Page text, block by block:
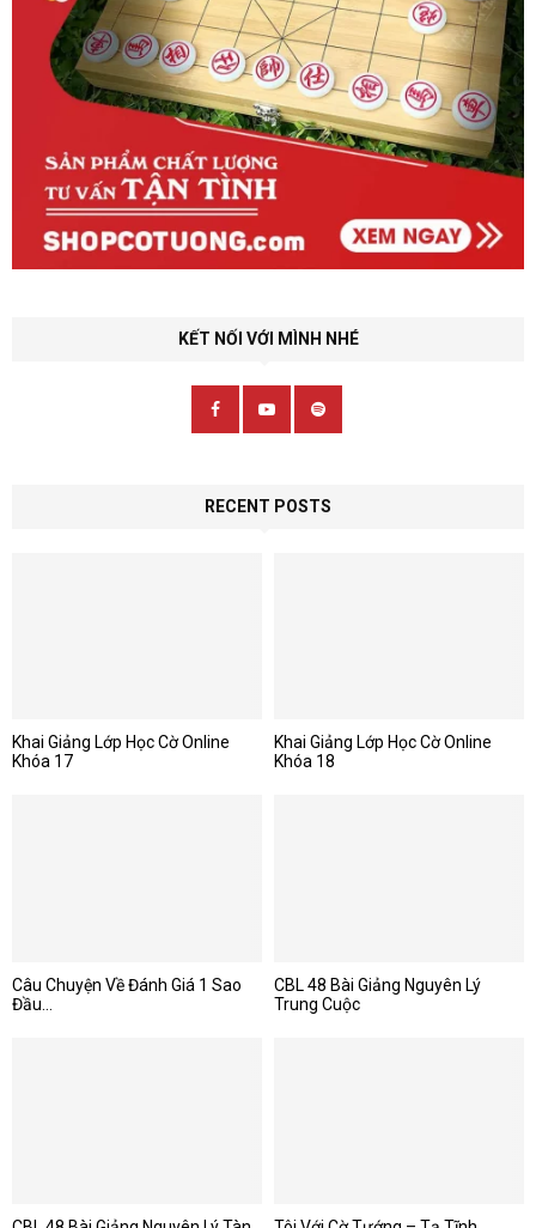
KẾT NỐI VỚI MÌNH NHÉ
RECENT POSTS
Khai Giảng Lớp Học Cờ Online
Khóa 17
Khai Giảng Lớp Học Cờ Online
Khóa 18
Câu Chuyện Về Đánh Giá 1 Sao
Đầu...
CBL 48 Bài Giảng Nguyên Lý
Trung Cuộc